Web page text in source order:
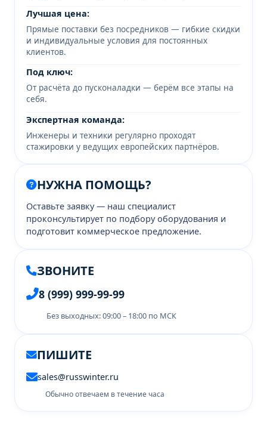
Лучшая цена:
Прямые поставки без посредников — гибкие скидки
и индивидуальные условия для постоянных
клиентов.
Под ключ:
От расчёта до пусконаладки — берём все этапы на
себя.
Экспертная команда:
Инженеры и техники регулярно проходят
стажировки у ведущих европейских партнёров.
НУЖНА ПОМОЩЬ?
Оставьте заявку — наш специалист
проконсультирует по подбору оборудования и
подготовит коммерческое предложение.
ЗВОНИТЕ
8 (999) 999-99-99
Без выходных: 09:00 – 18:00 по МСК
ПИШИТЕ
sales@russwinter.ru
Обычно отвечаем в течение часа